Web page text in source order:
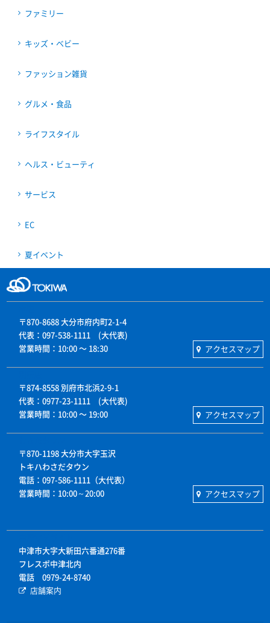
ファミリー
キッズ・ベビー
ファッション雑貨
グルメ・食品
ライフスタイル
ヘルス・ビューティ
サービス
EC
夏イベント
〒870-8688 大分市府内町2-1-4
代表：097-538-1111 (大代表)
営業時間：10:00 〜 18:30
アクセスマップ
〒874-8558 別府市北浜2-9-1
代表：0977-23-1111 (大代表)
営業時間：10:00 〜 19:00
アクセスマップ
〒870-1198 大分市大字玉沢
トキハわさだタウン
電話：097-586-1111（大代表）
営業時間：10:00～20:00
アクセスマップ
中津市大字大新田六番通276番
フレスポ中津北内
電話 0979-24-8740
店舗案内